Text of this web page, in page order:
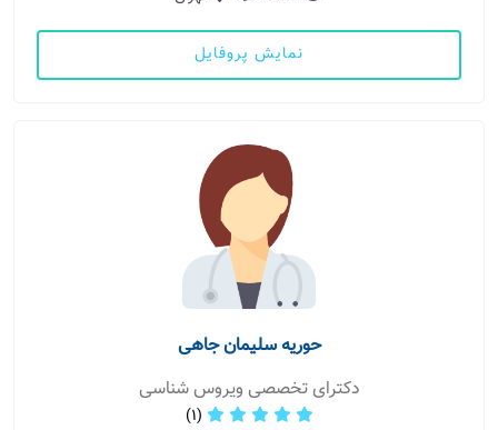
نمایش پروفایل
حوریه سلیمان جاهی
دکترای تخصصی ویروس شناسی
(1)